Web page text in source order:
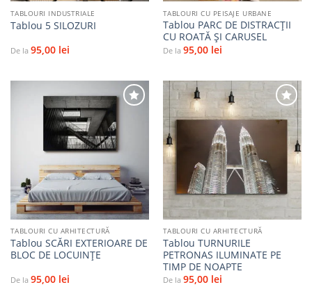
TABLOURI INDUSTRIALE
Tablou 5 SILOZURI
De la 95,00 lei
TABLOURI CU PEISAJE URBANE
Tablou PARC DE DISTRACȚII
CU ROATĂ ȘI CARUSEL
De la 95,00 lei
Adaugă
TABLOURI CU ARHITECTURĂ
Tablou SCĂRI EXTERIOARE DE
BLOC DE LOCUINȚE
De la 95,00 lei
Adaugă
favorite
TABLOURI CU ARHITECTURĂ
Tablou TURNURILE
PETRONAS ILUMINATE PE
TIMP DE NOAPTE
De la 95,00 lei